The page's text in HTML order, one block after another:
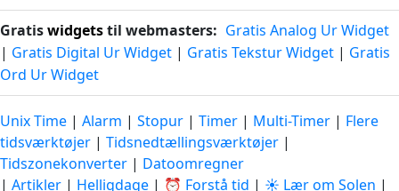
Gratiswidgetstil webmasters: Gratis Analog Ur Widget
| Gratis Digital Ur Widget | Gratis Tekstur Widget | Gratis
Ord Ur Widget
Unix Time | Alarm | Stopur | Timer | Multi-Timer | Flere
tidsværktøjer | Tidsnedtællingsværktøjer |
Tidszonekonverter | Datoomregner
| Artikler | Helligdage | ⏰ Forstå tid | ☀️ Lær om Solen |